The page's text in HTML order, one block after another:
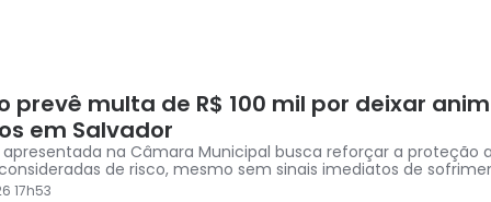
prevê multa de R$ 100 mil por deixar
em Salvador
apresentada na Câmara Municipal busca reforçar a proteção
de risco, mesmo sem sinais imediatos de
17h53